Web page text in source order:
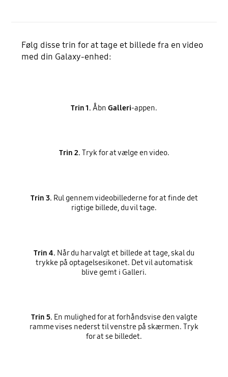
Følg disse trin for at tage et billede fra en video
med din Galaxy-enhed:
Trin 1. Åbn Galleri-appen.
Trin 2. Tryk for at vælge en video.
Trin 3. Rul gennem videobillederne for at finde det
rigtige billede, du vil tage.
Trin 4. Når du har valgt et billede at tage, skal du
trykke på optagelsesikonet. Det vil automatisk
blive gemt i Galleri.
Trin 5. En mulighed for at forhåndsvise den valgte
ramme vises nederst til venstre på skærmen. Tryk
for at se billedet.